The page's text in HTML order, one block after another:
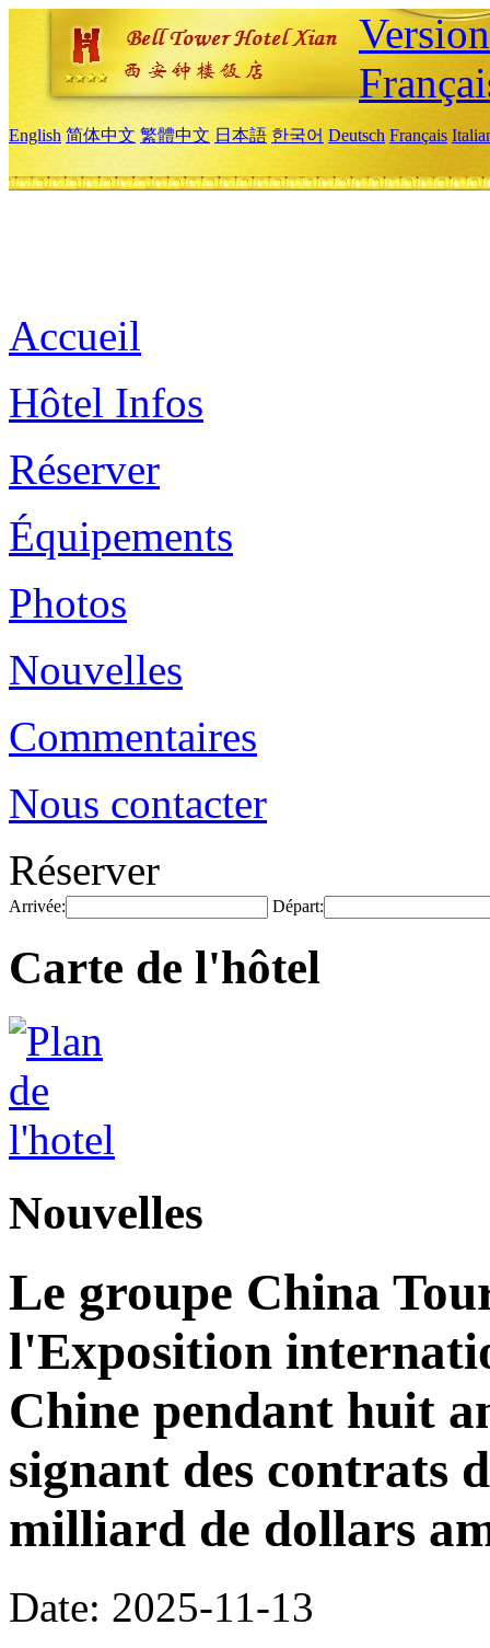
English 简体中文 繁體中文 日本語 한국어 Deutsch Français
Accueil
Hôtel Infos
Réserver
Équipements
Photos
Nouvelles
Commentaires
Nous contacter
Réserver
Arrivée: Départ:
Carte de l'hôtel
Nouvelles
Le groupe China
l'Exposition
Chine pendant huit
signant des contrats
milliard de dollars
Date: 2025-11-13